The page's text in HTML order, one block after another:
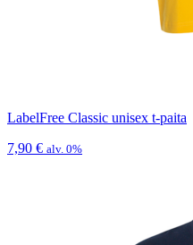
LabelFree Classic unisex t-paita
7,90 € alv. 0%